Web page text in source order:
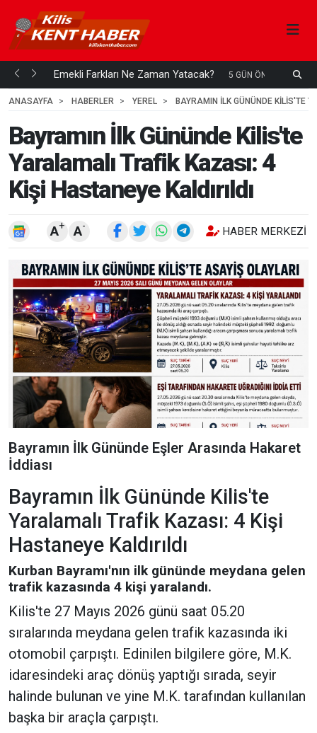
mi... Emekli Farkları Ne Zaman Yatacak? 5 GÜN ÖNCE
ANASAYFA
HABERLER YEREL BAYRAMIN İLK GÜNÜNDE KILIS'TE
Bayramın İlk Gününde Kilis'te
Yaralamalı Trafik Kazası: 4
Kişi Hastaneye Kaldırıldı
A+ A- HABER MERKEZI
Bayramın İlk Gününde Eşler Arasında Hakaret
İddiası
Bayramın İlk Gününde Kilis'te
Yaralamalı Trafik Kazası: 4 Kişi
Hastaneye Kaldırıldı
Kurban Bayramı'nın ilk gününde meydana gelen
trafik kazasında 4 kişi yaralandı.
Kilis'te 27 Mayıs 2026 günü saat 05.20
sıralarında meydana gelen trafik kazasında iki
otomobil çarpıştı. Edinilen bilgilere göre, M.K.
idaresindeki araç dönüş yaptığı sırada, seyir
halinde bulunan ve yine M.K. tarafından kullanılan
başka bir araçla çarpıştı.